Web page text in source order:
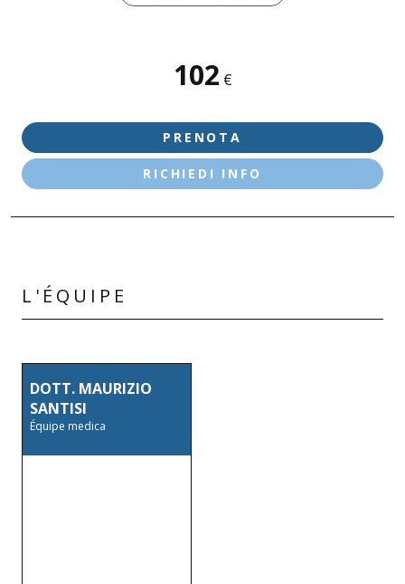
DESENZANO D/G - LE VELE
102 €
PRENOTA
RICHIEDI INFO
L'ÉQUIPE
DOTT. MAURIZIO
SANTISI
Équipe medica